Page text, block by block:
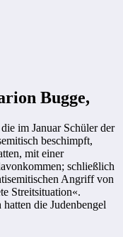
Bugge,
im Januar Schüler der
beschimpft,
mit einer
schließlich
Angriff von
Streitsituation«.
die Judenbengel